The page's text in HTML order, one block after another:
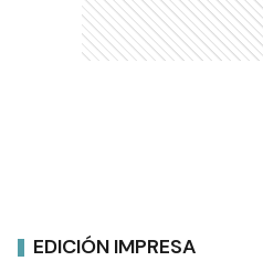
EDICIÓN IMPRESA